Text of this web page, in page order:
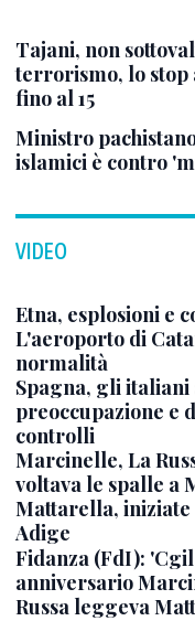
Tajani, non
terrorismo, lo stop
fino al 15
Ministro
islamici è contro
VIDEO
Etna, esplosioni e
L'aeroporto di
normalità
Spagna, gli
preoccupazione e
controlli
Marcinelle, La
voltava le spalle a
Mattarella, iniziate
Adige
Fidanza (FdI):
anniversario
Russa leggeva